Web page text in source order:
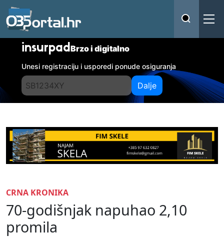
insurpadBrzo i digitalno
Unesi registraciju i usporedi ponude osiguranja
Dalje
CRNA KRONIKA
70-godišnjak napuhao 2,10
promila